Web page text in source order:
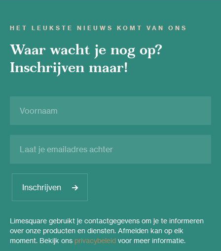
HET LEUKSTE NIEUWS KOMT VAN ONS
Waar wacht je nog op?
Inschrijven maar!
Inschrijven
Limesquare gebruikt je contactgegevens om je te informeren
over onze producten en diensten. Afmelden kan op elk
moment. Bekijk ons privacybeleid voor meer informatie.